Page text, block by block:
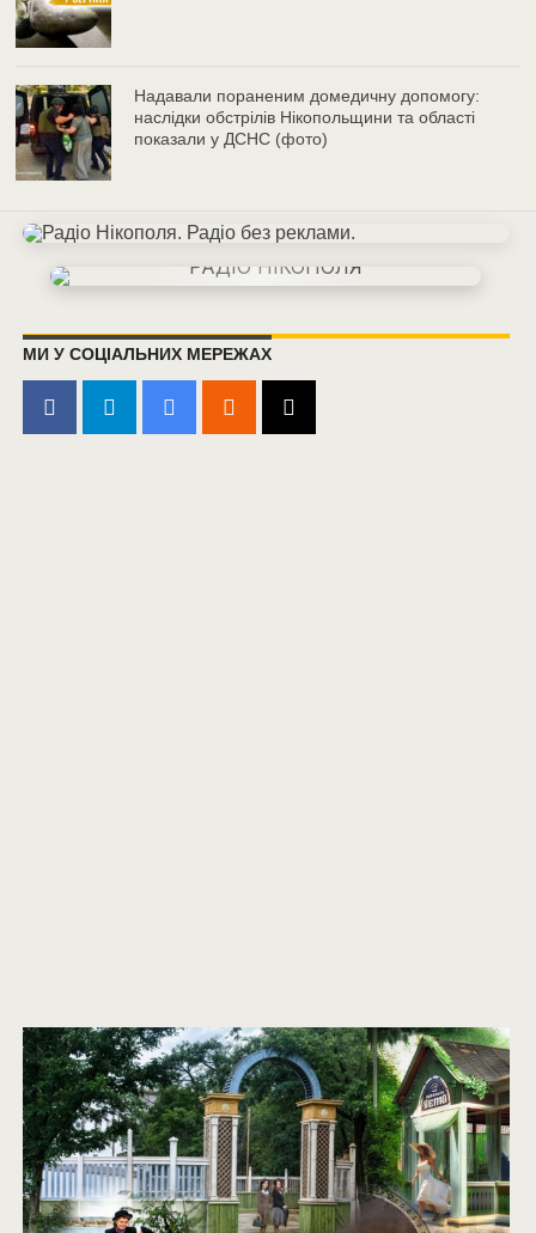
Надавали пораненим домедичну допомогу:
наслідки обстрілів Нікопольщини та області
показали у ДСНС (фото)
МИ У СОЦІАЛЬНИХ МЕРЕЖАХ